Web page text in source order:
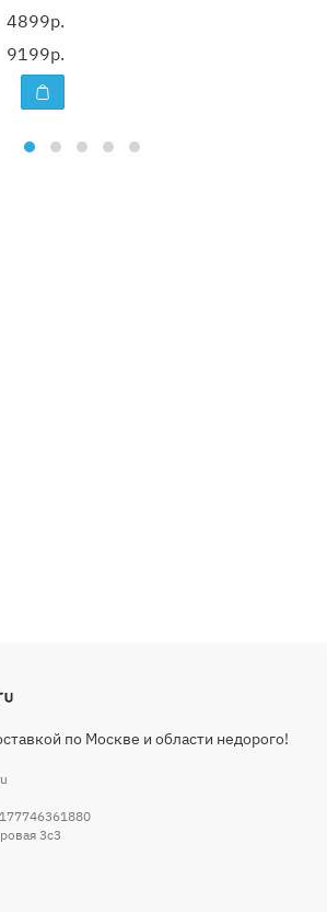
4899р.
9199р.
по Москве и области недорого!
3c3